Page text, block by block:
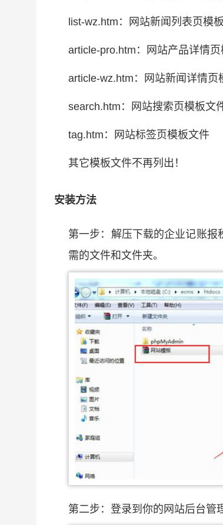
list-wz.htm：网站新闻列表页模
article-pro.htm：网站产品详情
article-wz.htm：网站新闻详情页
search.htm：网站搜索页模板文
tag.htm：网站标签页模板文件
其它模板文件不再列出！
安装方法
第一步：解压下载的企业记账
需的文件和文件夹。
第二步：登录到你的网站后台管